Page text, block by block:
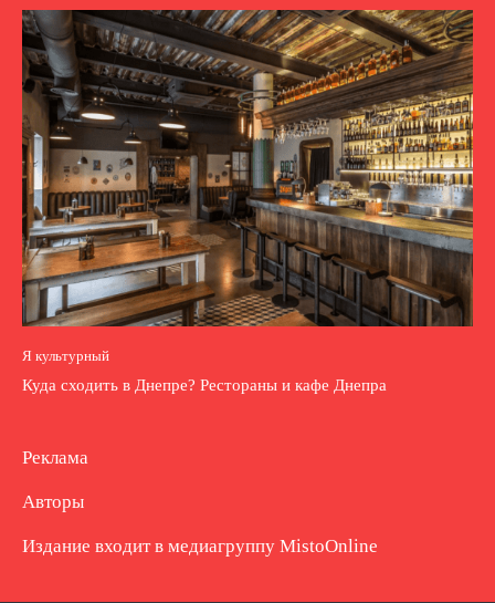
Я культурный
Куда сходить в Днепре? Рестораны и кафе Днепра
Реклама
Авторы
Издание входит в медиагруппу MistoOnline